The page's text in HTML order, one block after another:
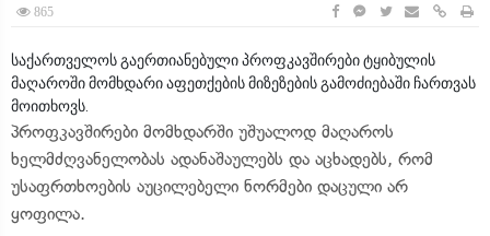
865
საქართველოს გაერთიანებული პროფკავშირები ტყიბულის
მაღაროში მომხდარი აფეთქების მიზეზების გამოძიებაში ჩართვას
მოითხოვს.
პროფკავშირები მომხდარში უშუალოდ მაღაროს
ხელმძღვანელობას ადანაშაულებს და აცხადებს, რომ
უსაფრთხოების აუცილებელი ნორმები დაცული არ
ყოფილა.